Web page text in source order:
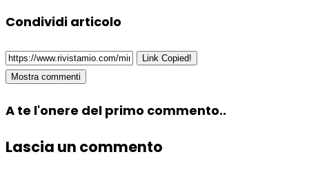
Condividi articolo
Link Copied!
Mostra commenti
A te l'onere del primo commento..
Lascia un commento